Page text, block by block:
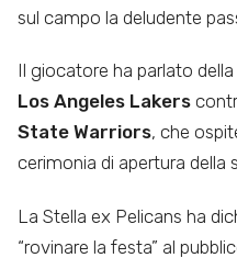
sul campo la deludente
Il giocatore ha parlato
Los Angeles Lakers
State Warriors, che
cerimonia di apertura della
La Stella ex Pelicans ha
“rovinare la festa” al